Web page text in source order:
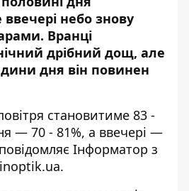
небо знову
Вранці
дрібний дощ, але
дня він повинен
становитиме 83 -
— 70 - 81%, а ввечері —
Інформатор з
.